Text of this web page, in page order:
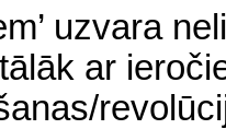
uzvara
ar